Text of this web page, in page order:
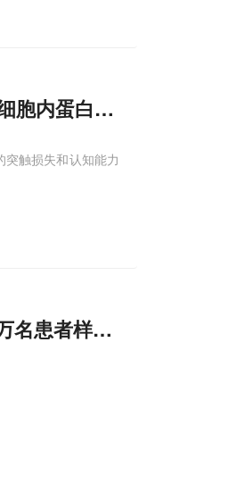
胞内蛋白异常累积，或
触损失和认知能力
名患者样本，揭示新亚